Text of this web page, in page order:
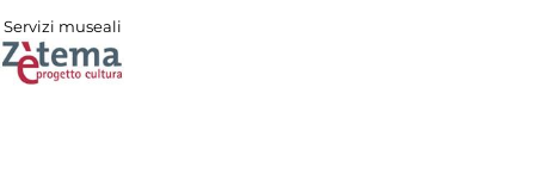
Servizi museali